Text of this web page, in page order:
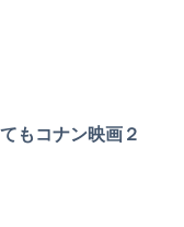
もコナン映画２